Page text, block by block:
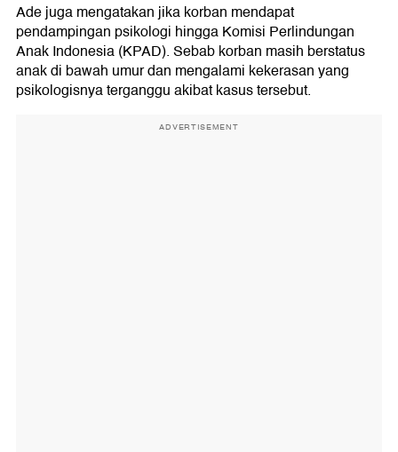
Ade juga mengatakan jika korban mendapat
pendampingan psikologi hingga Komisi Perlindungan
Anak Indonesia (KPAD). Sebab korban masih berstatus
anak di bawah umur dan mengalami kekerasan yang
psikologisnya terganggu akibat kasus tersebut.
ADVERTISEMENT